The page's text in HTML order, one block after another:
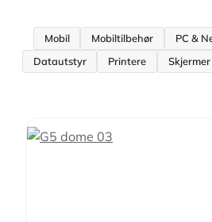
Mobil Mobiltilbehør PC &
Datautstyr
Printere Skjermer